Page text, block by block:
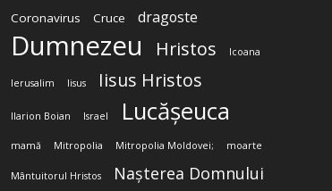
Coronavirus
Cruce dragoste
Dumnezeu Hristos Icoana
Ierusalim Iisus Iisus Hristos
Ilarion Boian Israel Lucășeuca
mamă Mitropolia Mitropolia Moldovei; moarte
Mântuitorul Hristos Nașterea Domnului